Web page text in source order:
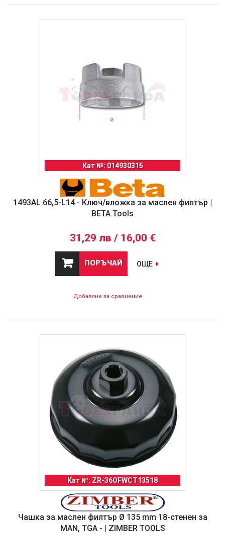
Кат №: 014930315
1493AL 66,5-L14 - Ключ/вложка за маслен филтър |
BETA Tools
31,29 лв / 16,00 €
ПОРЪЧАЙ ОЩЕ
Добавяне за сравнение
Кат №: ZR-36OFWCT13518
Чашка за маслен филтър Ø 135 mm 18-стенен за
MAN, TGA - | ZIMBER TOOLS